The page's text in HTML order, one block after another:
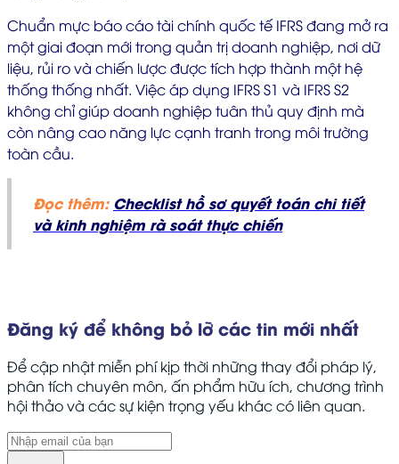
Chuẩn mực báo cáo tài chính quốc tế IFRS đang mở ra
một giai đoạn mới trong quản trị doanh nghiệp, nơi dữ
liệu, rủi ro và chiến lược được tích hợp thành một hệ
thống thống nhất. Việc áp dụng IFRS S1 và IFRS S2
không chỉ giúp doanh nghiệp tuân thủ quy định mà
còn nâng cao năng lực cạnh tranh trong môi trường
toàn cầu.
Đọc thêm: Checklist hồ sơ quyết toán chi tiết
và kinh nghiệm rà soát thực chiến
Đăng ký để không bỏ lỡ các tin mới nhất
Để cập nhật miễn phí kịp thời những thay đổi pháp lý,
phân tích chuyên môn, ấn phẩm hữu ích, chương trình
hội thảo và các sự kiện trọng yếu khác có liên quan.